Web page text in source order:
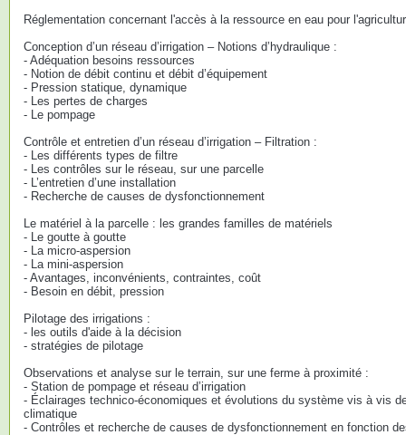
Réglementation concernant l'accès à la ressource en eau pour
Conception d’un réseau d’irrigation – Notions d’hydraulique :
- Adéquation besoins ressources
- Notion de débit continu et débit d’équipement
- Pression statique, dynamique
- Les pertes de charges
- Le pompage
Contrôle et entretien d’un réseau d’irrigation – Filtration :
- Les différents types de filtre
- Les contrôles sur le réseau, sur une parcelle
- L’entretien d’une installation
- Recherche de causes de dysfonctionnement
Le matériel à la parcelle : les grandes familles de matériels
- Le goutte à goutte
- La micro-aspersion
- La mini-aspersion
- Avantages, inconvénients, contraintes, coût
- Besoin en débit, pression
Pilotage des irrigations :
- les outils d'aide à la décision
- stratégies de pilotage
Observations et analyse sur le terrain, sur une ferme à proximité :
- Station de pompage et réseau d’irrigation
- Éclairages technico-économiques et évolutions du système vis à vis
climatique
- Contrôles et recherche de causes de dysfonctionnement en fonction